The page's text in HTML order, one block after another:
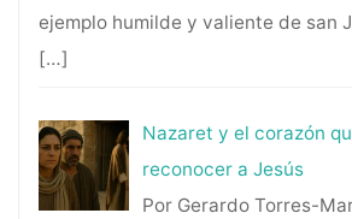
ejemplo humilde y valiente de san
[…]
Nazaret y el corazón
reconocer a Jesús
Por Gerardo Torres-